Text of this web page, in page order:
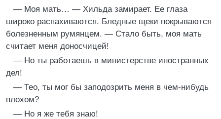
— Моя мать… — Хильда замирает. Ее глаза
широко распахиваются. Бледные щеки покрываются
болезненным румянцем. — Стало быть, моя мать
считает меня доносчицей!
— Но ты работаешь в министерстве иностранных
дел!
— Тео, ты мог бы заподозрить меня в чем-нибудь
плохом?
— Но я же тебя знаю!